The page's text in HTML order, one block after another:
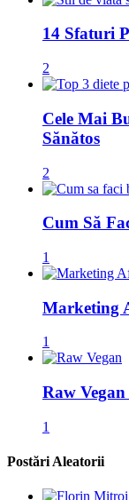
14 Sfaturi
2
Cele Mai
Sănătos
2
Cum Să
1
Marketing
1
Raw
1
Postări Aleatorii